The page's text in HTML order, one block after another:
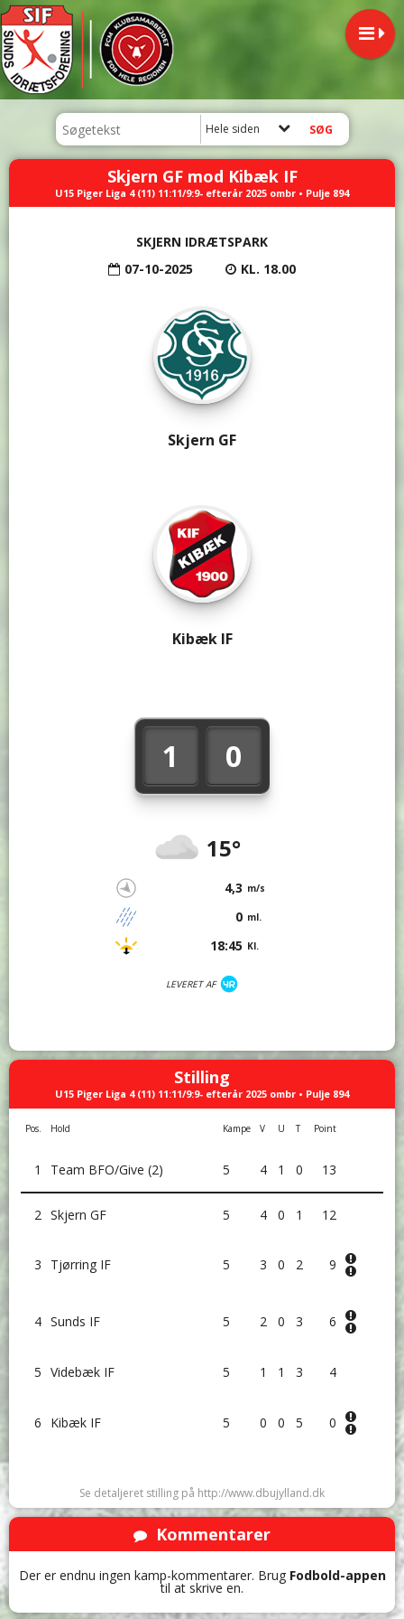
Hele siden
Skjern GF mod Kibæk IF
U15 Piger Liga 4 (11) 11:11/9:9- efterår 2025 ombr • Pulje 894
SKJERN IDRÆTSPARK
07-10-2025
KL. 18.00
Skjern GF
1 0
15°
4,3 m/s
0 ml.
18:45 Kl.
LEVERET AF
Kibæk IF
Stilling
U15 Piger Liga 4 (11) 11:11/9:9- efterår 2025 ombr • Pulje 894
Pos. Hold Kampe V U T Point
1 Team BFO/Give (2) 5 4 1 0 13
2 Skjern GF 5 4 0 1 12
3 Tjørring IF 5 3 0 2 9
4 Sunds IF 5 2 0 3 6
5 Videbæk IF 5 1 1 3 4
6 Kibæk IF 5 0 0 5 0
Se detaljeret stilling på http://www.dbujylland.dk
Kommentarer
Der er endnu ingen kamp-kommentarer. Brug Fodbold-appen
til at skrive en.